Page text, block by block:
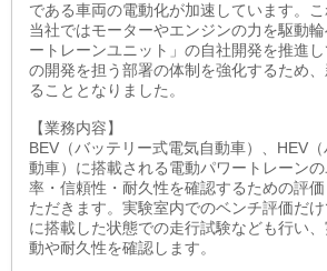
である車両の電動化が加速しています。こ
当社ではモーターやエンジンの力を駆動
ートレーンユニット」の自社開発を推進
の開発を担う部署の体制を強化するため
ることとなりました。
【業務内容】
BEV（バッテリー式電気自動車）、HEV
動車）に搭載される電動パワートレーン
率・信頼性・耐久性を確認するための評
ただきます。実験室内でのベンチ評価だ
に搭載した状態での走行試験なども行い
動や耐久性を確認します。